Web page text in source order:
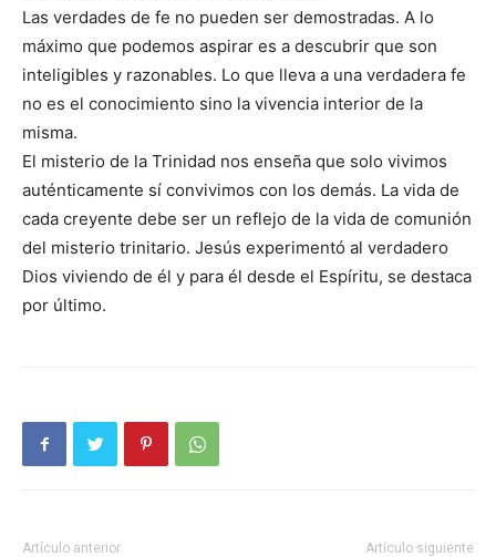
Las verdades de fe no pueden ser demostradas. A lo
máximo que podemos aspirar es a descubrir que son
inteligibles y razonables. Lo que lleva a una verdadera fe
no es el conocimiento sino la vivencia interior de la
misma.
El misterio de la Trinidad nos enseña que solo vivimos
auténticamente sí convivimos con los demás. La vida de
cada creyente debe ser un reflejo de la vida de comunión
del misterio trinitario. Jesús experimentó al verdadero
Dios viviendo de él y para él desde el Espíritu, se destaca
por último.
Artículo anterior Artículo siguiente